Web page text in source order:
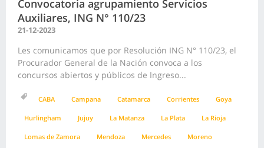
Convocatoria agrupamiento Servicios
Auxiliares, ING N° 110/23
21-12-2023
Les comunicamos que por Resolución ING N° 110/23, el
Procurador General de la Nación convoca a los
concursos abiertos y públicos de Ingreso...
CABA Campana Catamarca Corrientes Goya
Hurlingham Jujuy La Matanza La Plata La Rioja
Lomas de Zamora Mendoza Mercedes Moreno